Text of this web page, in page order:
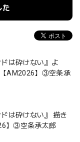
た
は砕けない』よ
【AM2026】③空条承
は砕けない』 描き
】③空条承太郎